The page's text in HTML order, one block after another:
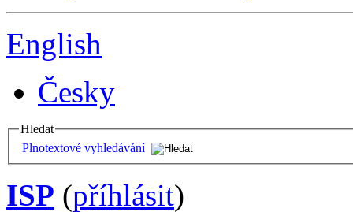
English
Česky
Hledat
Plnotextové vyhledávání
ISP (příhlásit)